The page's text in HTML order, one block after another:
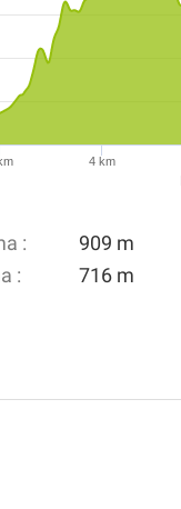
4 km
:
909 m
:
716 m